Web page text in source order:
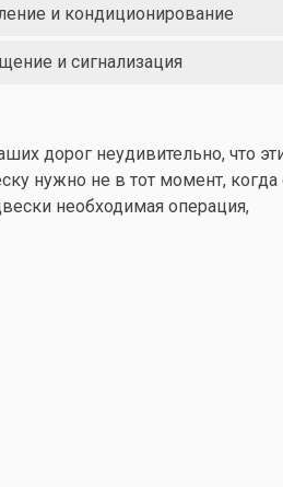
и кондиционирование
и сигнализация
дорог неудивительно, что
нужно не в тот момент, когда
необходимая операция,